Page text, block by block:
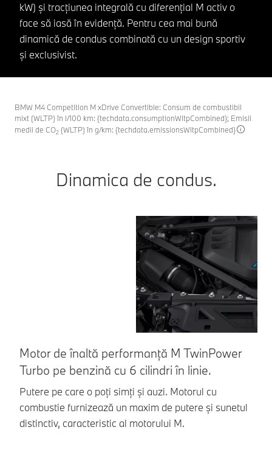
kW) și tracțiunea integrală cu diferențial M activ o
face să iasă în evidență. Pentru cea mai bună
dinamică de condus combinată cu un design sportiv
și exclusivist.
BMW M4 Competition M xDrive Convertible: Consum de combustibil
mixt (WLTP) în l/100 km: {techdata.consumptionWltpCombined}; Emisii
medii de CO2 (WLTP) în g/km: {techdata.emissionsWltpCombined}
Dinamica de condus.
Motor de înaltă performanță M TwinPower
Turbo pe benzină cu 6 cilindri în linie.
Putere pe care o poți simți și auzi. Motorul cu
combustie furnizează un maxim de putere și sunetul
distinctiv, caracteristic al motorului M.